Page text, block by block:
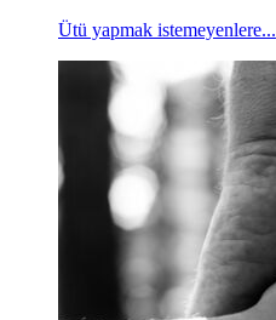
Ütü yapmak istemeyenlere...